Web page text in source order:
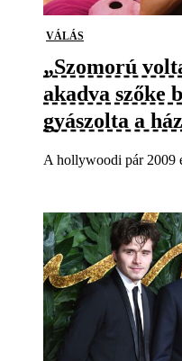
VÁLÁS
„Szomorú
akadva szőke
gyászolta a
A hollywoodi pár 2009